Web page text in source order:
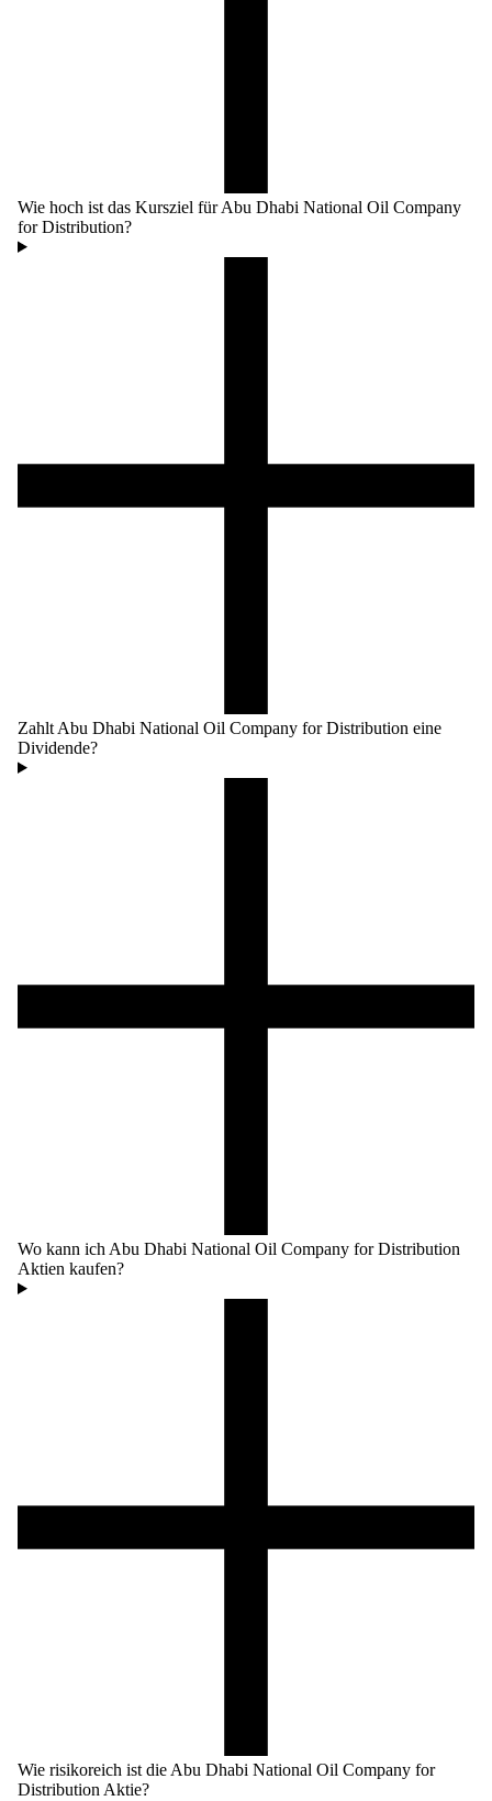
Wie hoch ist das Kursziel für Abu Dhabi National Oil Company
for Distribution?
Zahlt Abu Dhabi National Oil Company for Distribution eine
Dividende?
Wo kann ich Abu Dhabi National Oil Company for Distribution
Aktien kaufen?
Wie risikoreich ist die Abu Dhabi National Oil Company for
Distribution Aktie?